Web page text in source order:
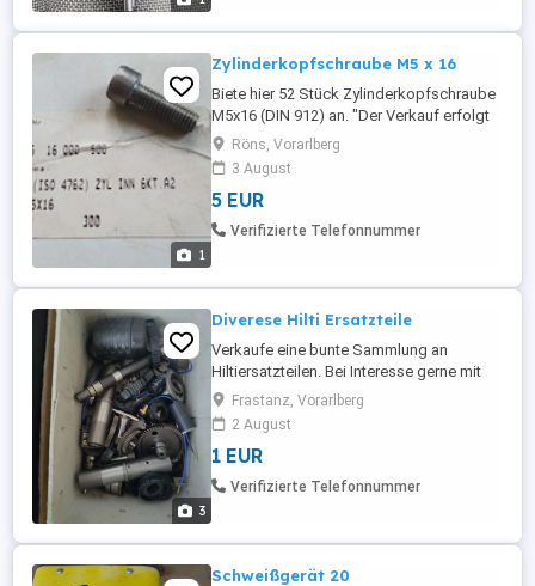
1
Zylinderkopfschraube M5 x 16
Biete hier 52 Stück Zylinderkopfschraube
M5x16 (DIN 912) an. "Der Verkauf erfolgt
unter Ausschluss jeglicher
Gewährleistung"
Röns, Vorarlberg
3 August
5 EUR
Verifizierte Telefonnummer
3
Diverese Hilti Ersatzteile
Verkaufe eine bunte Sammlung an
Hiltiersatzteilen. Bei Interesse gerne mit
Preisvorschlag melden. Evtl. findet sich
was und für fragen stehe ich immer gerne
zur Verfügung.
Frastanz, Vorarlberg
2 August
1 EUR
Verifizierte Telefonnummer
Schweißgerät 20